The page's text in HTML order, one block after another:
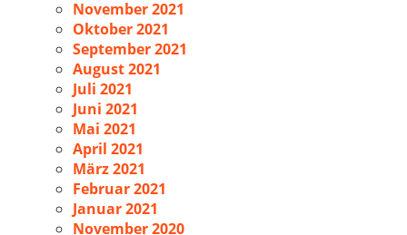
November 2021
Oktober 2021
September 2021
August 2021
Juli 2021
Juni 2021
Mai 2021
April 2021
März 2021
Februar 2021
Januar 2021
November 2020